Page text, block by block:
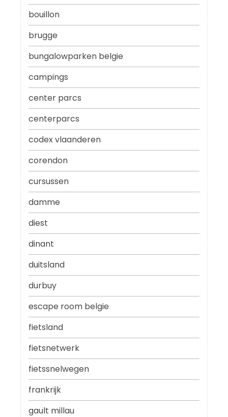
bouillon
brugge
bungalowparken belgie
campings
center parcs
centerparcs
codex vlaanderen
corendon
cursussen
damme
diest
dinant
duitsland
durbuy
escape room belgie
fietsland
fietsnetwerk
fietssnelwegen
frankrijk
gault millau